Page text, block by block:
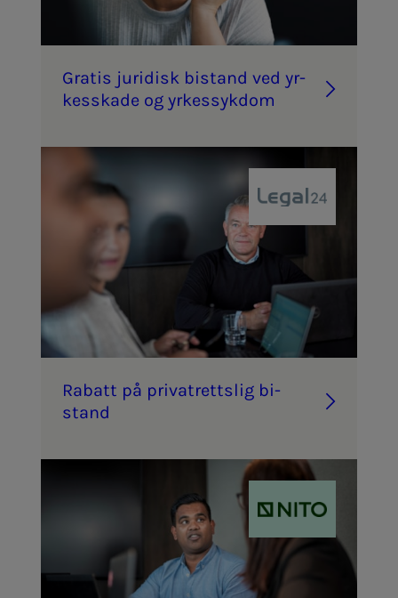
Gra­­­tis ju­ri­­­disk bi­­­stand ved yr­­­
kes­­­ska­­­de og yr­­­kes­­­syk­­­dom
Ra­­­batt på pri­vat­retts­­­lig bi­­­
stand